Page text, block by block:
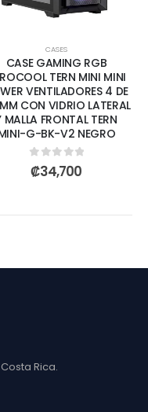
CASES
CASE GAMING RGB
TERN MINI MINI
VENTILADORES 4 DE
CON VIDRIO LATERAL
MALLA FRONTAL TERN
G-BK-V2 NEGRO
0out of 5
₡34,700
Rica.